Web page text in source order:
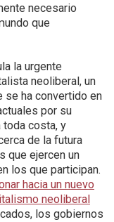
necesario
que
la urgente
neoliberal, un
se ha convertido en
por su
costa, y
de la futura
que ejercen un
los que participan.
hacia un nuevo
neoliberal
los gobiernos